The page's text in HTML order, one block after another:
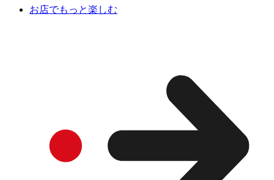
お店でもっと楽しむ